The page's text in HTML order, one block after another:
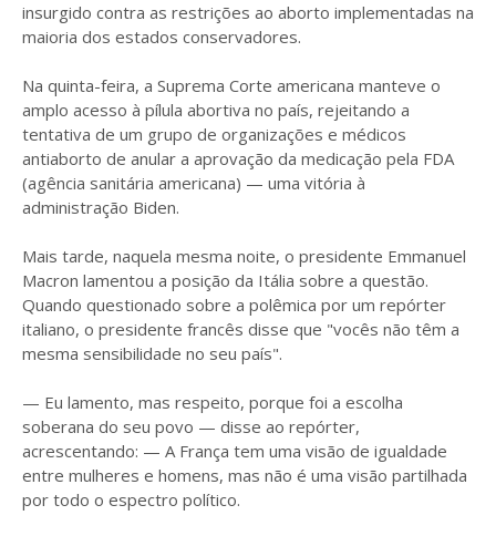
insurgido contra as restrições ao aborto implementadas na
maioria dos estados conservadores.
Na quinta-feira, a Suprema Corte americana manteve o
amplo acesso à pílula abortiva no país, rejeitando a
tentativa de um grupo de organizações e médicos
antiaborto de anular a aprovação da medicação pela FDA
(agência sanitária americana) — uma vitória à
administração Biden.
Mais tarde, naquela mesma noite, o presidente Emmanuel
Macron lamentou a posição da Itália sobre a questão.
Quando questionado sobre a polêmica por um repórter
italiano, o presidente francês disse que "vocês não têm a
mesma sensibilidade no seu país".
— Eu lamento, mas respeito, porque foi a escolha
soberana do seu povo — disse ao repórter,
acrescentando: — A França tem uma visão de igualdade
entre mulheres e homens, mas não é uma visão partilhada
por todo o espectro político.